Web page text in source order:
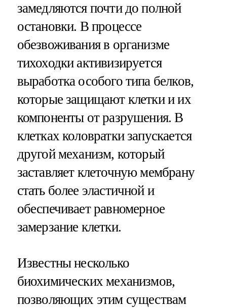
замедляются почти до полной
остановки. В процессе
обезвоживания в организме
тихоходки активизируется
выработка особого типа белков,
которые защищают клетки и их
компоненты от разрушения. В
клетках коловратки запускается
другой механизм, который
заставляет клеточную мембрану
стать более эластичной и
обеспечивает равномерное
замерзание клетки.
Известны несколько
биохимических механизмов,
позволяющих этим существам